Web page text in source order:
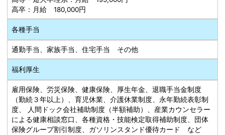
高卒：月給 180,000円
各種手当
通勤手当、家族手当、住宅手当 その他
福利厚生
雇用保険、労災保険、健康保険、厚生年金、退職手当金制度
（勤続３年以上）、育児休業、介護休業制度、永年勤続表彰制
度、 人間ドック会社補助制度（半額補助）、産業カウンセラー
による健康相談窓口、各種資格・技能検定取得補助制度、団体
保険グループ割引制度、ガソリンスタンド優待カード など